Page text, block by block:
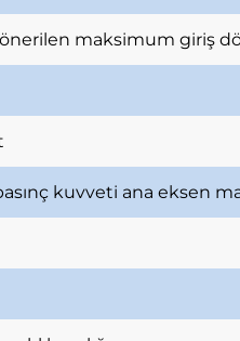
önerilen maksimum giriş
kuvveti ana eksen